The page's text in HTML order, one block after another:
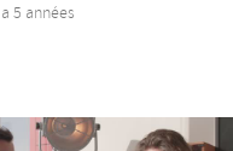
5 années